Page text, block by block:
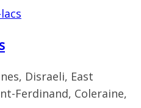
Disraeli, East
Ferdinand, Coleraine,